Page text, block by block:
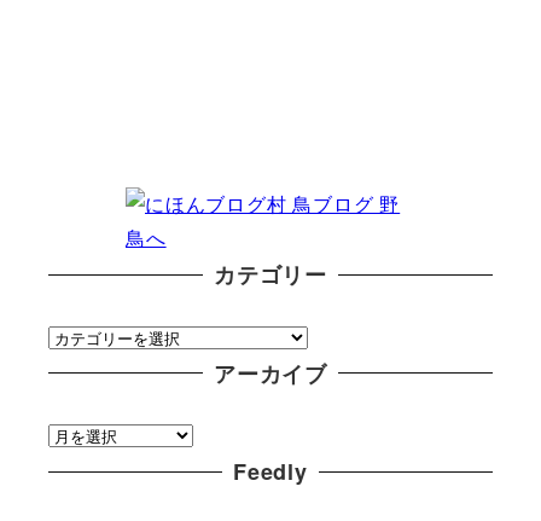
カテゴリー
カ
テ
リ
ー
アーカイブ
ア
ー
Feedly